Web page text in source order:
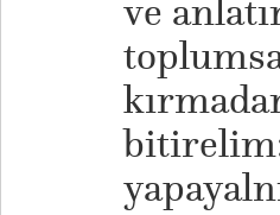
ve